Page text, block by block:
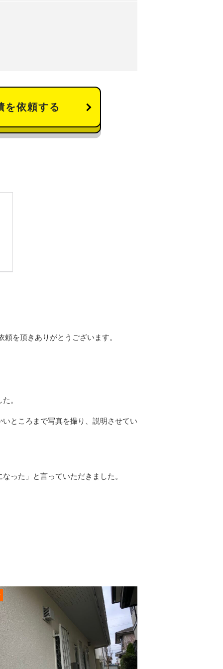
を依頼する
を頂きありがとうございます。
。
ところまで写真を撮り、説明させてい
った」と言っていただきました。